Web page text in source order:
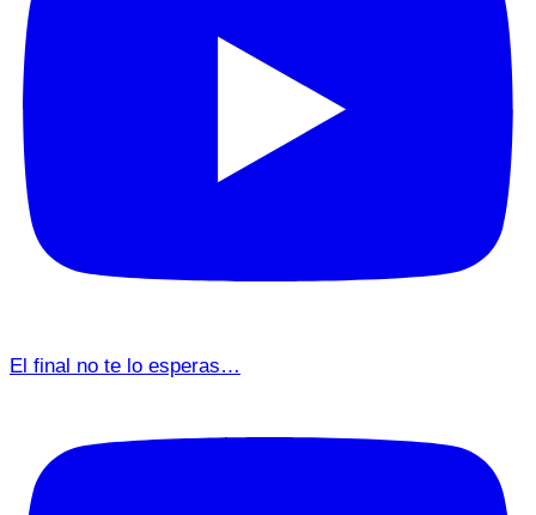
El final no te lo esperas…